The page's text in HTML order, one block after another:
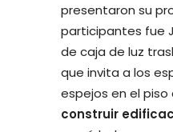
presentaron su
participantes fue
de caja de luz
que invita a los
espejos en el
construir